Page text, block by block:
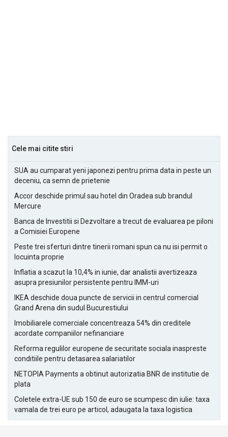
Cele mai citite stiri
SUA au cumparat yeni japonezi pentru prima data in peste un
deceniu, ca semn de prietenie
Accor deschide primul sau hotel din Oradea sub brandul
Mercure
Banca de Investitii si Dezvoltare a trecut de evaluarea pe piloni
a Comisiei Europene
Peste trei sferturi dintre tinerii romani spun ca nu isi permit o
locuinta proprie
Inflatia a scazut la 10,4% in iunie, dar analistii avertizeaza
asupra presiunilor persistente pentru IMM-uri
IKEA deschide doua puncte de servicii in centrul comercial
Grand Arena din sudul Bucurestiului
Imobiliarele comerciale concentreaza 54% din creditele
acordate companiilor nefinanciare
Reforma regulilor europene de securitate sociala inaspreste
conditiile pentru detasarea salariatilor
NETOPIA Payments a obtinut autorizatia BNR de institutie de
plata
Coletele extra-UE sub 150 de euro se scumpesc din iulie: taxa
vamala de trei euro pe articol, adaugata la taxa logistica